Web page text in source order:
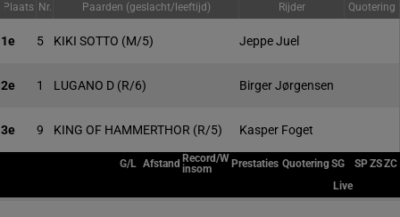
Plaats Nr. Paarden (geslacht/leeftijd) Rijder Quotering
1e 5 KIKI SOTTO (M/5) Jeppe Juel
2e 1 LUGANO D (R/6) Birger Jørgensen
3e 9 KING OF HAMMERTHOR (R/5) Kasper Foget
G/L Afstand Record/W
insom
Prestaties QuoteringSG SPZSZC
Live